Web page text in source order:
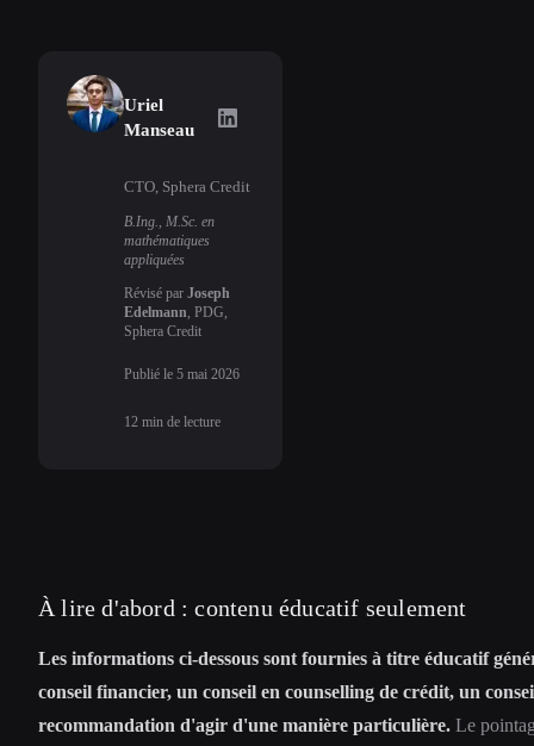
Uriel
Manseau
Uriel Manseau
CTO, Sphera Credit
B.Ing., M.Sc. en
mathématiques
appliquées
Révisé par Joseph
Edelmann , PDG,
Sphera Credit
Publié le 5 mai 2026
12 min de lecture
À lire d'abord : contenu éducatif seulement
Les informations ci-dessous sont fournies à titre éducatif
conseil financier, un conseil en counselling de crédit, un
recommandation d'agir d'une manière particulière. Le